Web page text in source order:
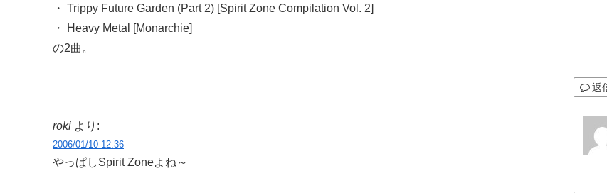
・ Trippy Future Garden (Part 2) [Spirit Zone Compilation Vol. 2]
・ Heavy Metal [Monarchie]
の2曲。
返
roki より:
2006/01/10 12:36
やっぱしSpirit Zoneよね～